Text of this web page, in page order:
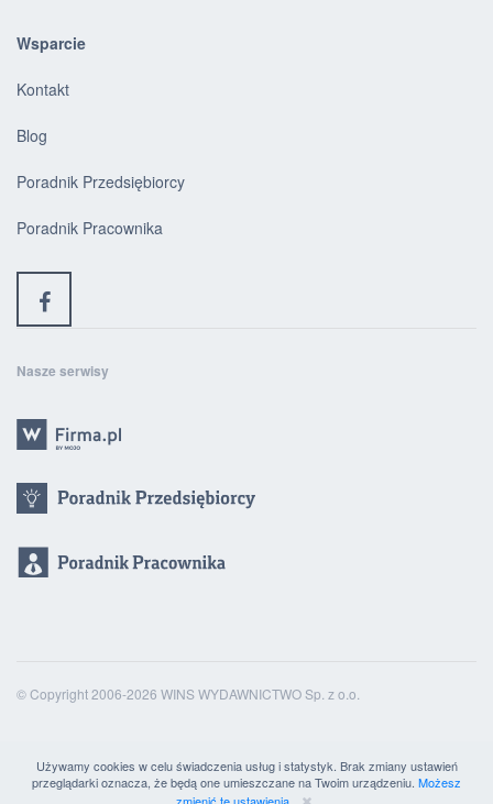
Wsparcie
Kontakt
Blog
Poradnik Przedsiębiorcy
Poradnik Pracownika
Nasze serwisy
© Copyright 2006-2026 WINS WYDAWNICTWO Sp. z o.o.
Używamy cookies w celu świadczenia usług i statystyk. Brak zmiany ustawień
przeglądarki oznacza, że będą one umieszczane na Twoim urządzeniu. Możesz
zmienić te ustawienia.